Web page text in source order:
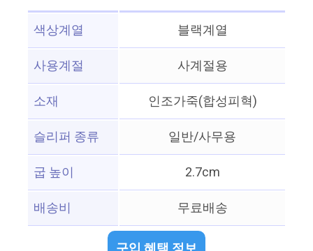
색상계열
블랙계열
사용계절
사계절용
소재
인조가죽(합성피혁)
슬리퍼 종류
일반/사무용
굽 높이
2.7cm
배송비
무료배송